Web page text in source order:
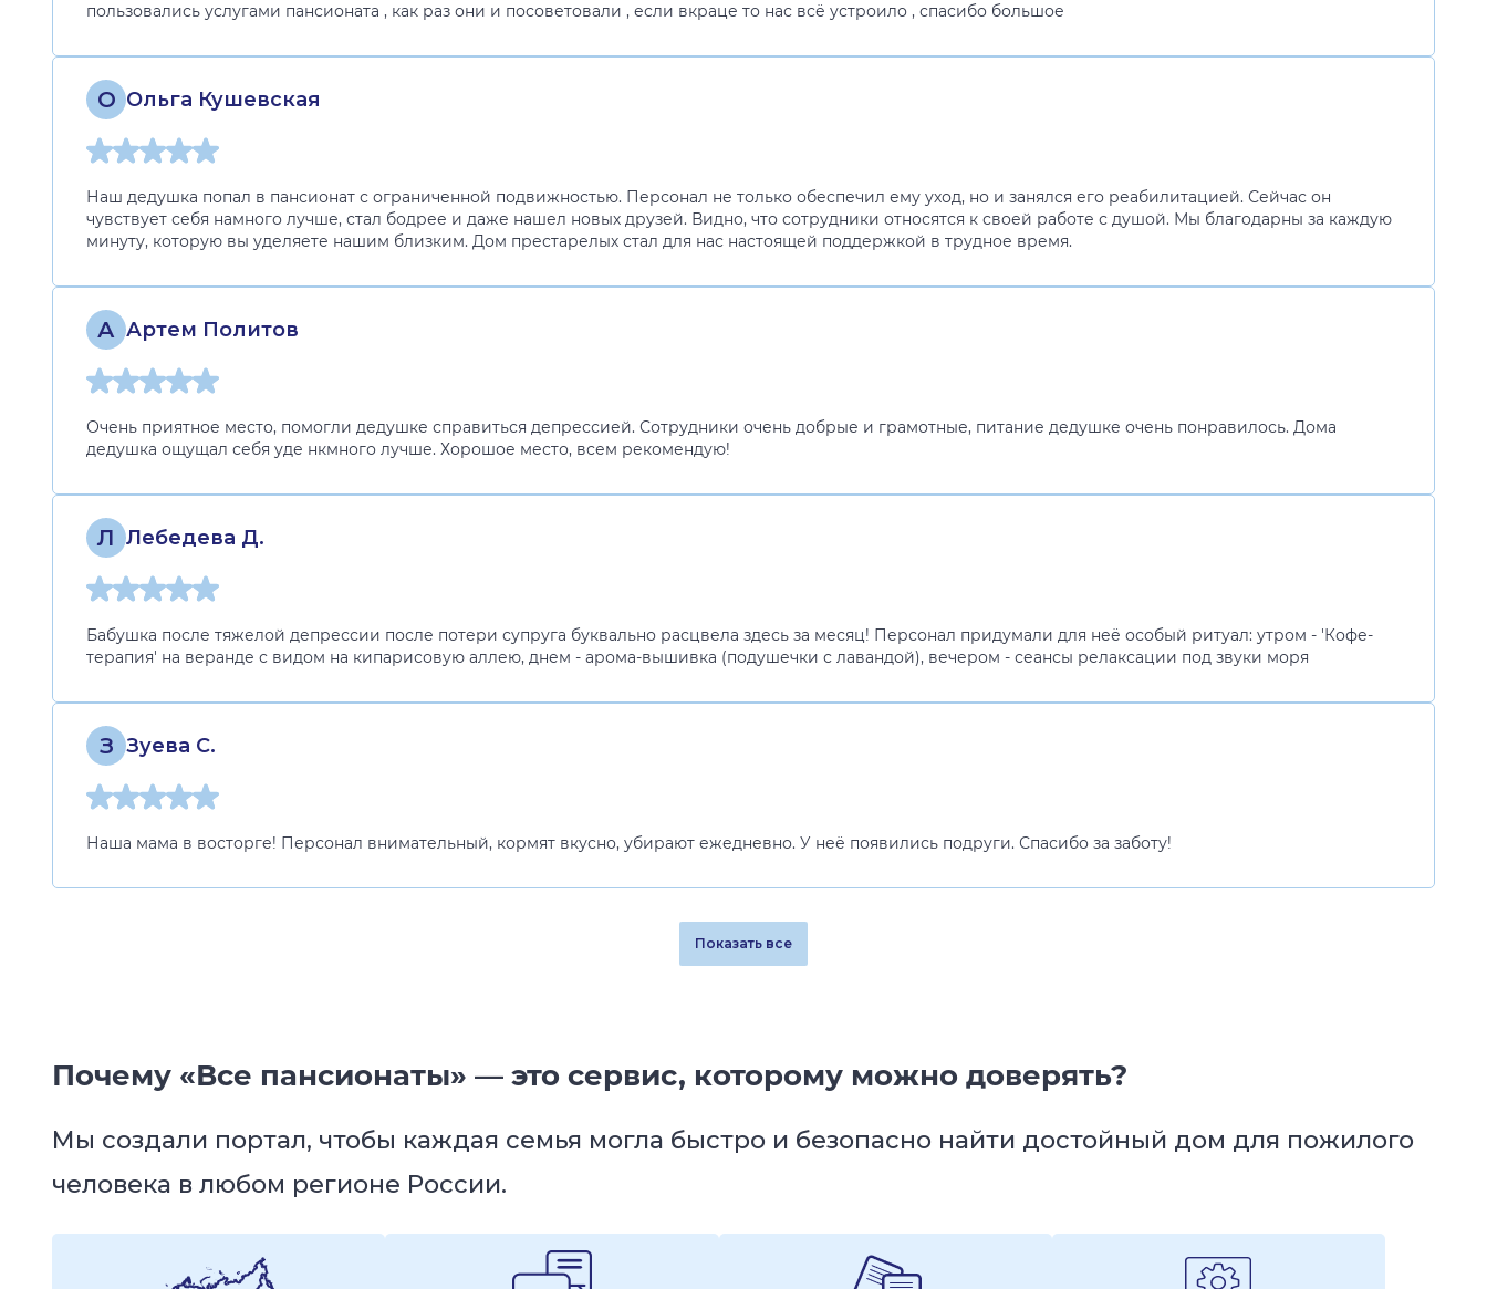
пользовались услугами пансионата , как раз они и посоветовали , если вкраце то нас всё устроило , спасибо большое
О Ольга Кушевская
Наш дедушка попал в пансионат с ограниченной подвижностью. Персонал не только обеспечил ему уход, но и занялся его реабилитацией. Сейчас он
чувствует себя намного лучше, стал бодрее и даже нашел новых друзей. Видно, что сотрудники относятся к своей работе с душой. Мы благодарны за каждую
минуту, которую вы уделяете нашим близким. Дом престарелых стал для нас настоящей поддержкой в трудное время.
А Артем Политов
Очень приятное место, помогли дедушке справиться депрессией. Сотрудники очень добрые и грамотные, питание дедушке очень понравилось. Дома
дедушка ощущал себя уде нкмного лучше. Хорошое место, всем рекомендую!
Л Лебедева Д.
Бабушка после тяжелой депрессии после потери супруга буквально расцвела здесь за месяц! Персонал придумали для неё особый ритуал: утром - 'Кофе-
терапия' на веранде с видом на кипарисовую аллею, днем - арома-вышивка (подушечки с лавандой), вечером - сеансы релаксации под звуки моря
З Зуева С.
Наша мама в восторге! Персонал внимательный, кормят вкусно, убирают ежедневно. У неё появились подруги. Спасибо за заботу!
Показать все
Почему «Все пансионаты» — это сервис, которому можно доверять?
Мы создали портал, чтобы каждая семья могла быстро и безопасно найти достойный дом для пожилого
человека в любом регионе России.